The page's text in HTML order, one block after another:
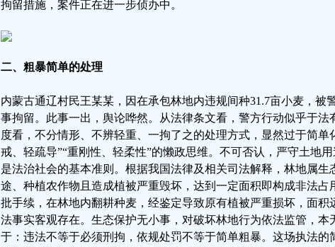
拘留措施，案件正在进一步侦办中。
二、粗暴简单的处理
内蒙古通辽村民王某某，因在承包林地内违规间种31.7亩小麦，被
事拘留。此事一出，舆论哗然。从法律条文看，警方行动似乎于法
度看，不分情形、不辨轻重、一拘了之的处理方式，显然过于简单
戒、轻疏导”“重刚性、轻柔性”的懒政思维。不可否认，严守土地
是法治社会的基本准则。根据我国法律及相关司法解释，林地属生
途、种植农作物且造成植被严重毁坏，达到一定面积即构成非法占
批手续，在林地内翻耕种麦，经鉴定导致原有植被严重损坏，面积
法事实客观存在。生态保护无小事，对破坏林地行为依法监管，本
于：违法不等于必须刑拘，依规处罚不等于简单粗暴。这场执法的